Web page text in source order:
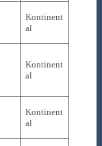
Kontinent
al
Kontinent
al
Kontinent
al